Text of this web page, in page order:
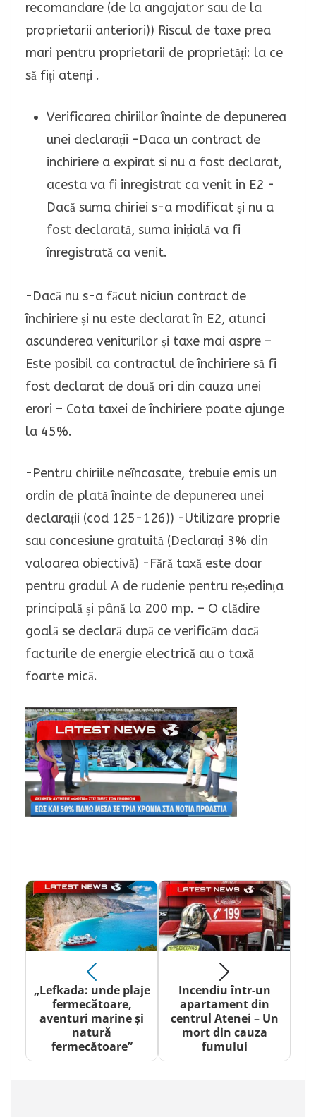
recomandare (de la angajator sau de la
proprietarii anteriori)) Riscul de taxe prea
mari pentru proprietarii de proprietăți: la ce
să fiți atenți .
Verificarea chiriilor înainte de depunerea
unei declarații -Daca un contract de
inchiriere a expirat si nu a fost declarat,
acesta va fi inregistrat ca venit in E2 -
Dacă suma chiriei s-a modificat și nu a
fost declarată, suma inițială va fi
înregistrată ca venit.
-Dacă nu s-a făcut niciun contract de
închiriere și nu este declarat în E2, atunci
ascunderea veniturilor și taxe mai aspre –
Este posibil ca contractul de închiriere să fi
fost declarat de două ori din cauza unei
erori – Cota taxei de închiriere poate ajunge
la 45%.
-Pentru chiriile neîncasate, trebuie emis un
ordin de plată înainte de depunerea unei
declarații (cod 125-126)) -Utilizare proprie
sau concesiune gratuită (Declarați 3% din
valoarea obiectivă) -Fără taxă este doar
pentru gradul A de rudenie pentru reședința
principală și până la 200 mp. – O clădire
goală se declară după ce verificăm dacă
facturile de energie electrică au o taxă
foarte mică.
„Lefkada: unde plaje
fermecătoare,
aventuri marine și
natură
fermecătoare”
Incendiu într-un
apartament din
centrul Atenei – Un
mort din cauza
fumului